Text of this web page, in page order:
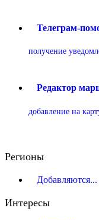
Телеграм-
получение
Редактор
добавление на
Регионы
Добавляются...
Интересы